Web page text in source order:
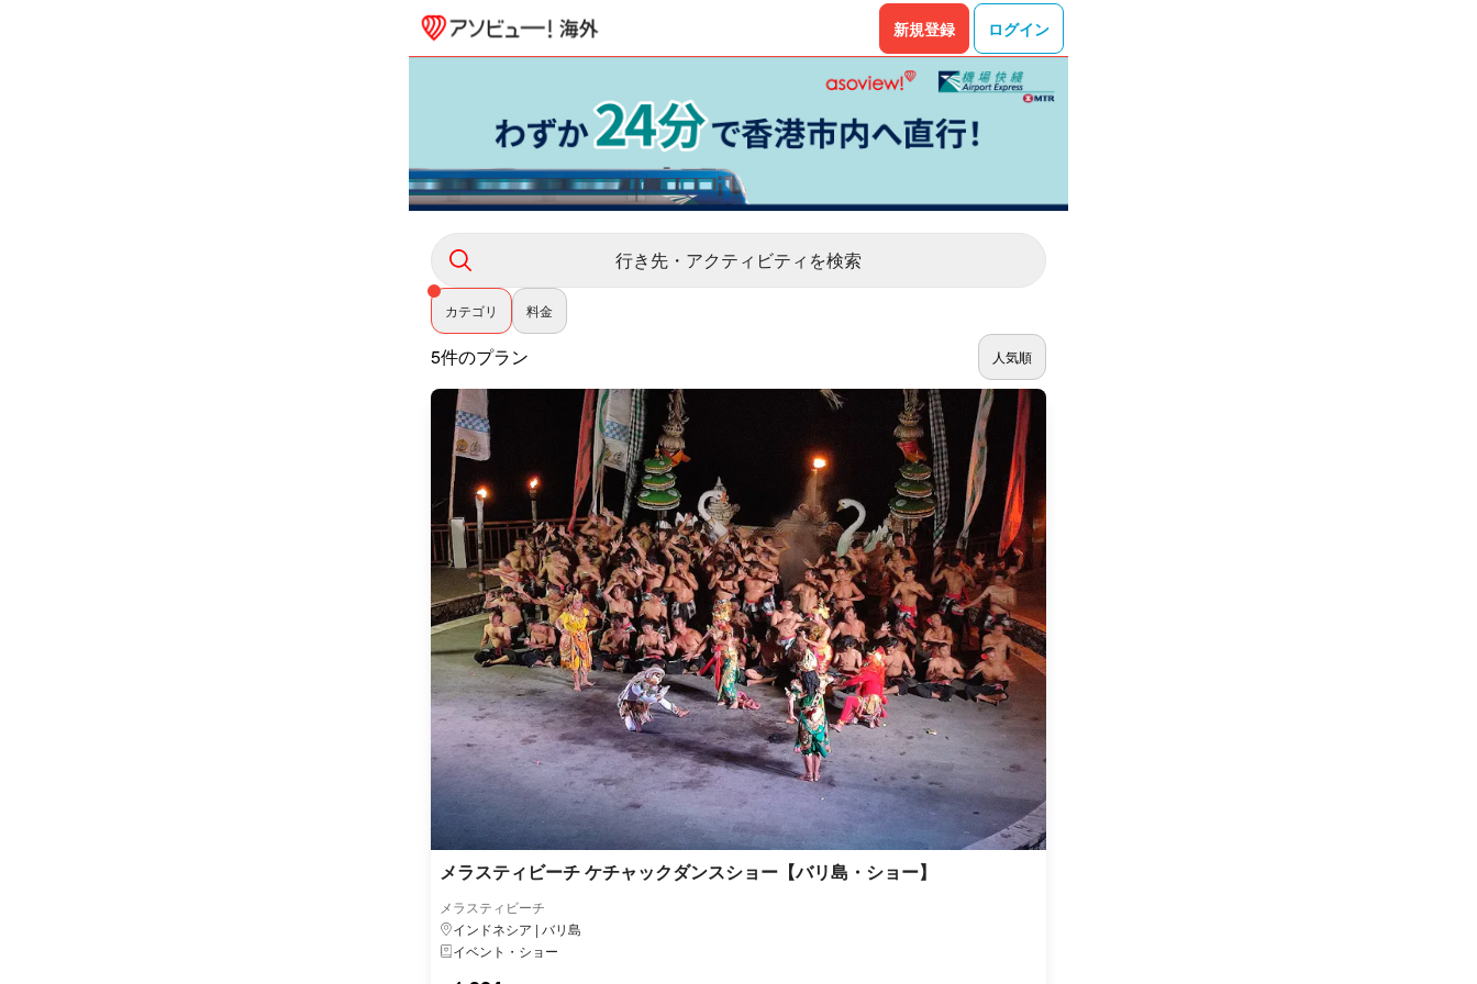
新規登録 ログイン
行き先・アクティビティを検索
カテゴリ 料金
5件のプラン 人気順
メラスティビーチ ケチャックダンスショー【バリ島・ショー】
メラスティビーチ
インドネシア | バリ島
イベント・ショー